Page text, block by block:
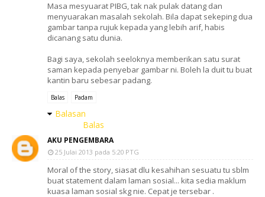
Masa mesyuarat PIBG, tak nak pulak datang dan
menyuarakan masalah sekolah. Bila dapat sekeping dua
gambar tanpa rujuk kepada yang lebih arif, habis
dicanang satu dunia.
Bagi saya, sekolah seeloknya memberikan satu surat
saman kepada penyebar gambar ni. Boleh la duit tu buat
kantin baru sebesar padang.
Balas Padam
Balasan
Balas
AKU PENGEMBARA
25 Julai 2013 pada 5:20 PTG
Moral of the story, siasat dlu kesahihan sesuatu tu sblm
buat statement dalam laman sosial... kita sedia maklum
kuasa laman sosial skg nie. Cepat je tersebar .